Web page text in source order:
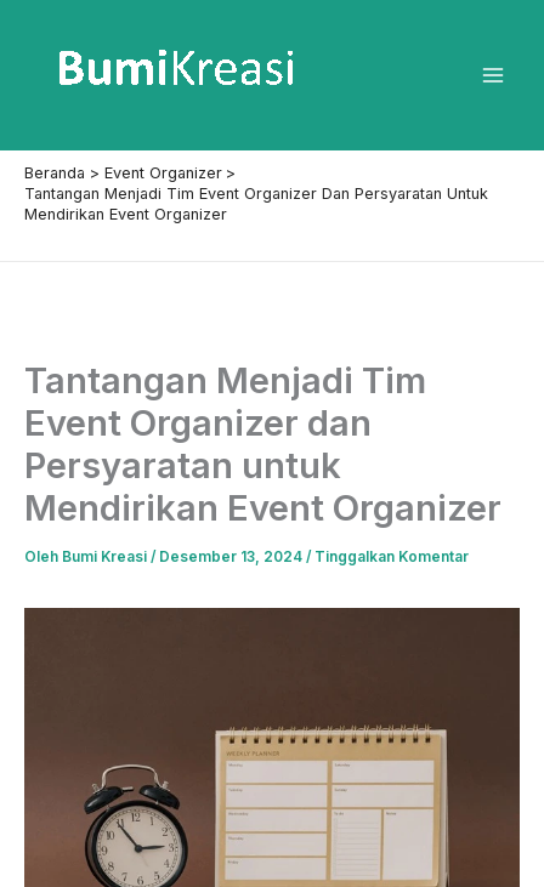
konten
Beranda
Event Organizer
Tantangan Menjadi Tim Event Organizer Dan Persyaratan Untuk
Mendirikan Event Organizer
Tantangan Menjadi Tim
Event Organizer dan
Persyaratan untuk
Mendirikan Event Organizer
Oleh Bumi Kreasi / Desember 13, 2024 / Tinggalkan Komentar